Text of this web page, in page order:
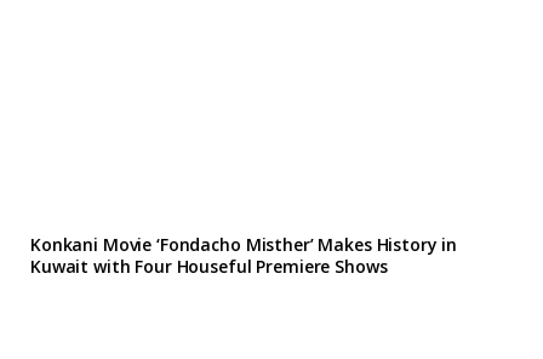
Konkani Movie ‘Fondacho Misther’ Makes History in
Kuwait with Four Houseful Premiere Shows